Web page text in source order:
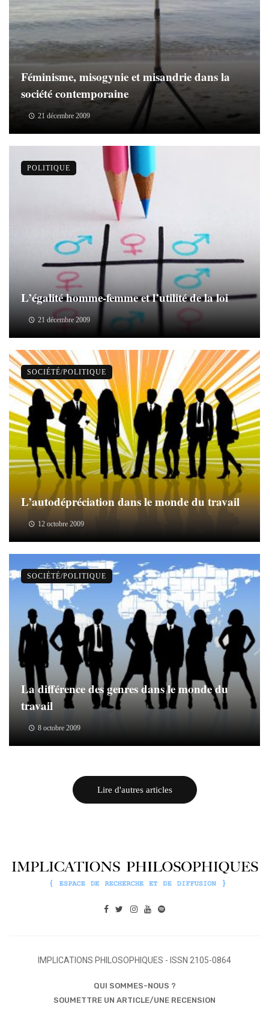
Féminisme, misogynie et misandrie dans la
société contemporaine
21 décembre 2009
L’égalité homme-femme et l’utilité de la loi
21 décembre 2009
POLITIQUE
L’autodépréciation dans le monde du travail
12 octobre 2009
SOCIÉTÉ/POLITIQUE
La différence des genres dans le monde du
travail
8 octobre 2009
SOCIÉTÉ/POLITIQUE
Lire d'autres articles
IMPLICATIONS PHILOSOPHIQUES - ISSN 2105-0864
QUI SOMMES-NOUS ?
SOUMETTRE UN ARTICLE/UNE RECENSION